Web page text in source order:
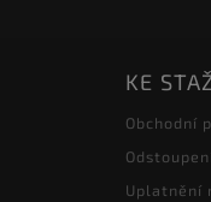
KE
Obchodní
Uplatnění